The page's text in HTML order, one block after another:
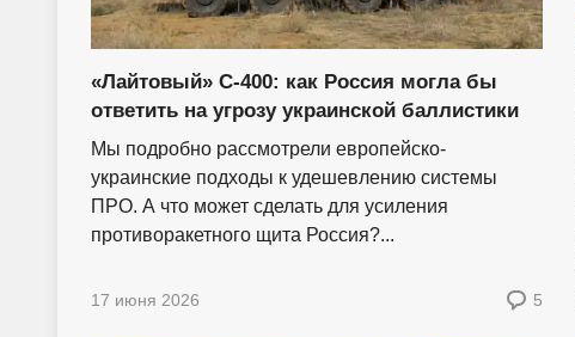
«Лайтовый» С-400: как Россия могла бы
ответить на угрозу украинской баллистики
Мы подробно рассмотрели европейско-
украинские подходы к удешевлению системы
ПРО. А что может сделать для усиления
противоракетного щита Россия?...
17 июня 2026 5